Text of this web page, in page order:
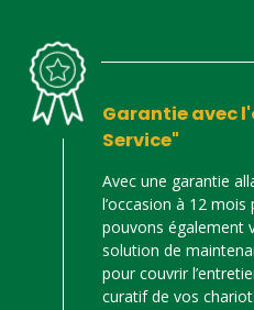
Garantie avec
Service"
Avec une garantie
l’occasion à 12
pouvons également
solution de
pour couvrir
curatif de vos